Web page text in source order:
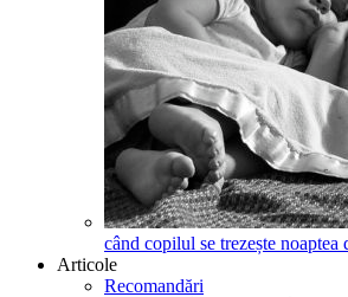
când copilul se trezește noaptea
Articole
Recomandări